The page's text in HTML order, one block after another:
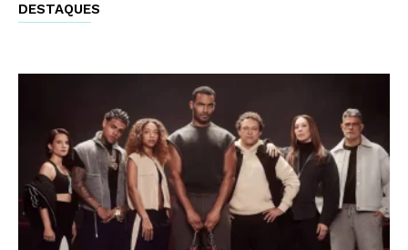
DESTAQUES